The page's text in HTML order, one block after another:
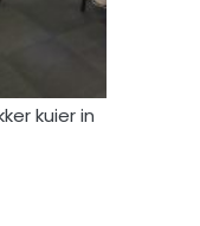
kuier in